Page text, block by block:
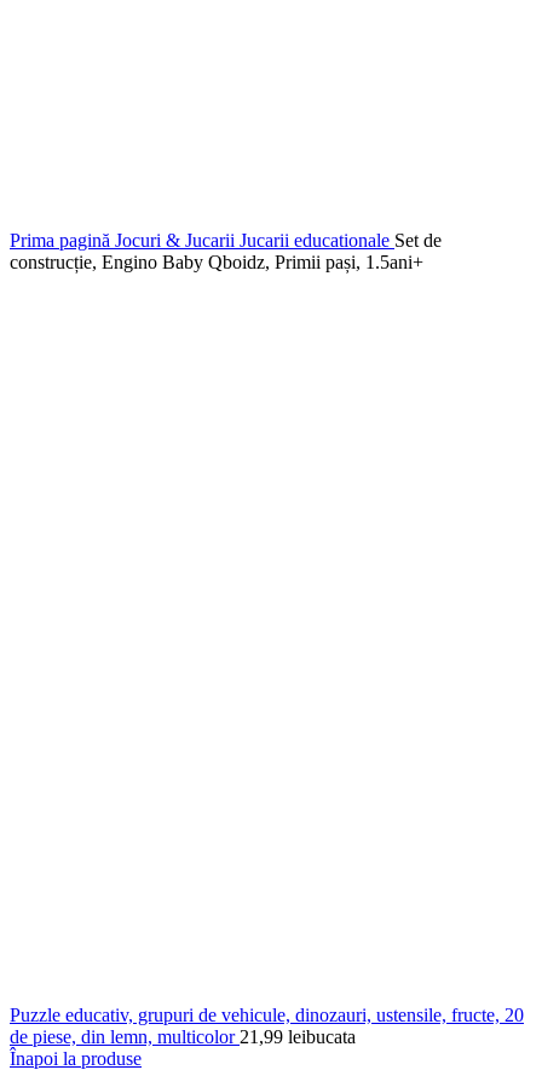
Prima pagină Jocuri & Jucarii Jucarii educationale Set de
construcție, Engino Baby Qboidz, Primii pași, 1.5ani+
Puzzle educativ, grupuri de vehicule, dinozauri, ustensile, fructe, 20
de piese, din lemn, multicolor 21,99 leibucata
Înapoi la produse